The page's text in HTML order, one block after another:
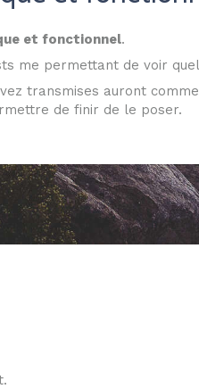
et fonctionnel.
me permettant de voir
transmises auront
de finir de le poser.